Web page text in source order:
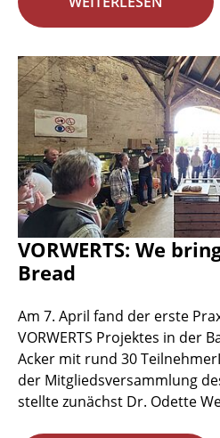
VORWERTS: We
Bread
Am 7. April fand der erste
VORWERTS Projektes in der
Acker mit rund 30
der Mitgliedsversammlung
stellte zunächst Dr. Odette